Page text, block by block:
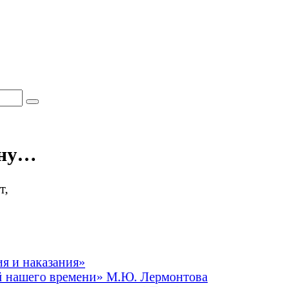
и наказания»
нашего времени» М.Ю. Лермонтова